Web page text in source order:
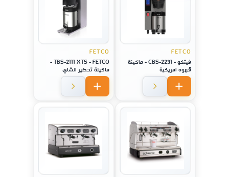
FETCO
فيتكو - CBS-2231 - ماكينة
قهوه امريكية
FETCO
TBS-2111 XTS - FETCO -
ماكينة تحضير الشاي